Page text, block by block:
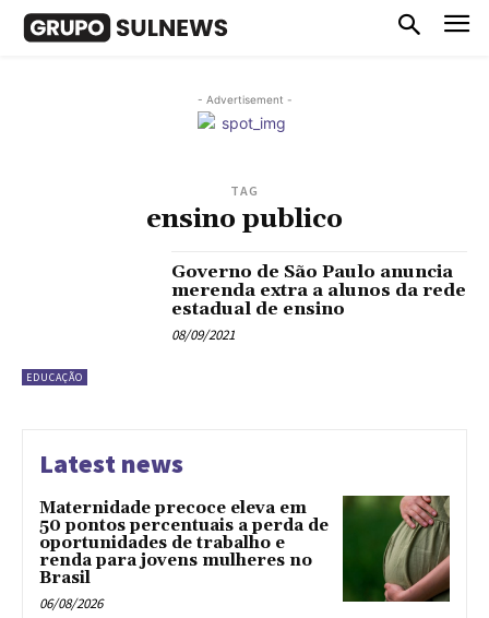
- Advertisement -
TAG
ensino publico
EDUCAÇÃO
Governo de São Paulo anuncia
merenda extra a alunos da rede
estadual de ensino
08/09/2021
Latest news
Maternidade precoce eleva em
50 pontos percentuais a perda de
oportunidades de trabalho e
renda para jovens mulheres no
Brasil
06/08/2026